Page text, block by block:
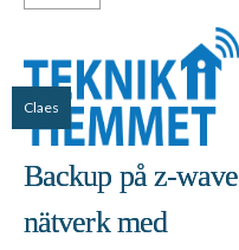
Claes
Backup på z-wave
nätverk med